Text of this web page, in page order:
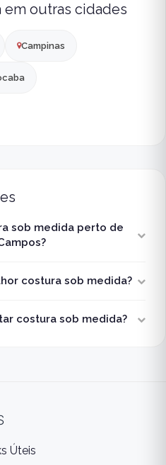
outras cidades
Campinas
sob medida perto de
costura sob medida?
costura sob medida?
Úteis